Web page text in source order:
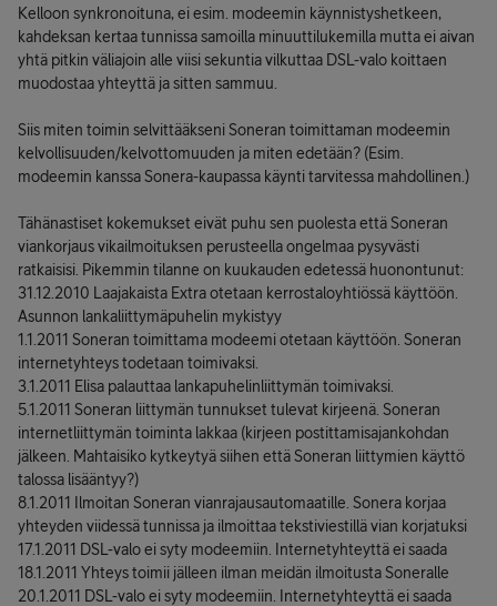
Kelloon synkronoituna, ei esim. modeemin käynnistyshetkeen,
kahdeksan kertaa tunnissa samoilla minuuttilukemilla mutta ei aivan
yhtä pitkin väliajoin alle viisi sekuntia vilkuttaa DSL-valo koittaen
muodostaa yhteyttä ja sitten sammuu.
Siis miten toimin selvittääkseni Soneran toimittaman modeemin
kelvollisuuden/kelvottomuuden ja miten edetään? (Esim.
modeemin kanssa Sonera-kaupassa käynti tarvitessa mahdollinen.)
Tähänastiset kokemukset eivät puhu sen puolesta että Soneran
viankorjaus vikailmoituksen perusteella ongelmaa pysyvästi
ratkaisisi. Pikemmin tilanne on kuukauden edetessä huonontunut:
31.12.2010 Laajakaista Extra otetaan kerrostaloyhtiössä käyttöön.
Asunnon lankaliittymäpuhelin mykistyy
1.1.2011 Soneran toimittama modeemi otetaan käyttöön. Soneran
internetyhteys todetaan toimivaksi.
3.1.2011 Elisa palauttaa lankapuhelinliittymän toimivaksi.
5.1.2011 Soneran liittymän tunnukset tulevat kirjeenä. Soneran
internetliittymän toiminta lakkaa (kirjeen postittamisajankohdan
jälkeen. Mahtaisiko kytkeytyä siihen että Soneran liittymien käyttö
talossa lisääntyy?)
8.1.2011 Ilmoitan Soneran vianrajausautomaatille. Sonera korjaa
yhteyden viidessä tunnissa ja ilmoittaa tekstiviestillä vian korjatuksi
17.1.2011 DSL-valo ei syty modeemiin. Internetyhteyttä ei saada
18.1.2011 Yhteys toimii jälleen ilman meidän ilmoitusta Soneralle
20.1.2011 DSL-valo ei syty modeemiin. Internetyhteyttä ei saada